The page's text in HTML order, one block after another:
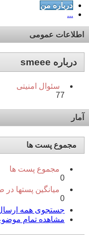
درباره من
...
اطلاعات عمومی
درباره smeee
سئوال امنیتی
77
آمار
مجموع پست ها
مجموع پست ها
0
میانگین پستها در
0
جستجوی همه
مشاهده تمام